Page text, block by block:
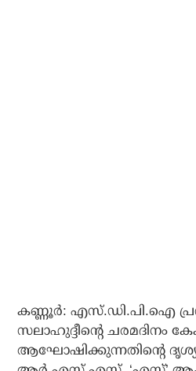
കണ്ണൂര്‍: എസ്.ഡി.പി.ഐ
സലാഹുദ്ദീന്റെ ചരമദിനം
ആഘോഷിക്കുന്നതിന്റെ